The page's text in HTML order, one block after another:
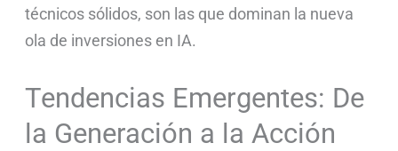
técnicos sólidos, son las que dominan la nueva
ola de inversiones en IA.
Tendencias Emergentes: De
la Generación a la Acción